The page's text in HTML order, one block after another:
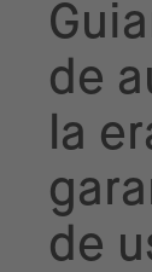
de
la
de